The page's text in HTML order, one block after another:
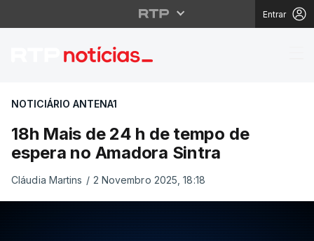
Entrar
18h Mais de 24 h de
NOTICIÁRIO ANTENA1
18h Mais de 24 h de tempo de
espera no Amadora Sintra
Cláudia Martins / 2 Novembro 2025, 18:18